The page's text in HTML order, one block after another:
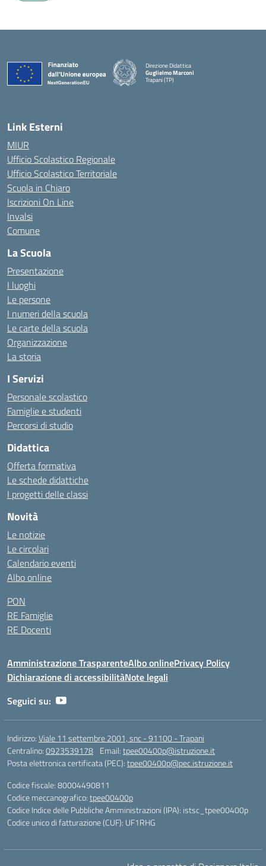
Direzione Didattica
Guglielmo Marconi
Trapani (TP)
Link Esterni
MIUR
Ufficio Scolastico Regionale
Ufficio Scolastico Territoriale
Scuola in Chiaro
Iscrizioni On Line
Invalsi
Comune
La Scuola
Presentazione
I luoghi
Le persone
I numeri della scuola
Le carte della scuola
Organizzazione
La storia
I Servizi
Personale scolastico
Famiglie e studenti
Percorsi di studio
Didattica
Offerta formativa
Le schede didattiche
I progetti delle classi
Novità
Le notizie
Le circolari
Calendario eventi
Albo online
PON
RE Famiglie
RE Docenti
Amministrazione TrasparenteAlbo onlinePrivacy Policy
Dichiarazione di accessibilitàNote legali
Seguici su:
Indirizzo:Viale 11 settembre 2001, snc - 91100 - Trapani
Centralino:0923539178 Email:tpee00400p@istruzione.it
Posta elettronica certificata (PEC):tpee00400p@pec.istruzione.it
Codice fiscale: 80004490811
Codice meccanografico:tpee00400p
Codice Indice delle Pubbliche Amministrazioni (IPA): istsc_tpee00400p
Codice unico di fatturazione (CUF): UF1RHG